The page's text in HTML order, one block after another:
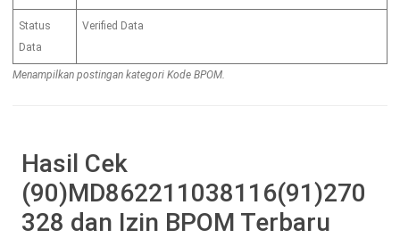
Status
Data
Verified Data
Menampilkan postingan kategori Kode BPOM.
Hasil Cek
(90)MD862211038116(91)270
328 dan Izin BPOM Terbaru